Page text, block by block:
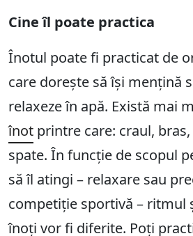
Cine îl poate practica
Înotul poate fi practicat de
care dorește să își mențină
relaxeze în apă. Există mai
înot printre care: craul,
spate. În funcție de scopul
să îl atingi – relaxare sau
competiție sportivă – ritmul
înoți vor fi diferite. Poți